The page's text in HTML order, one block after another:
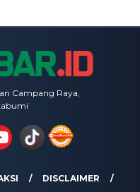
Campang Raya,
DISCLAIMER